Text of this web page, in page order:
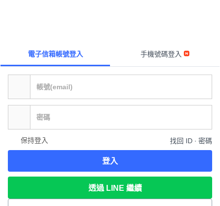
電子信箱帳號登入 手機號碼登入
保持登入 找回 ID ∙ 密碼
登入
透過 LINE 繼續